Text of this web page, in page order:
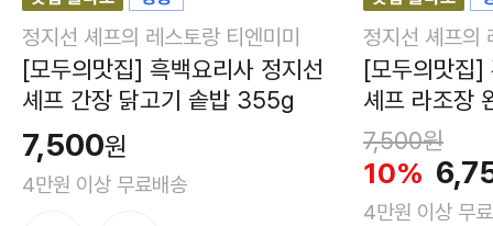
정지선 셰프의 레스토랑 티엔미미
[모두의맛집] 흑백요리사 정지선
셰프 간장 닭고기 솥밥 355g
7,500원
4만원 이상 무료배송
정지선 셰프의
[모두의맛집]
셰프 라조장
7,500원
10%
4만원 이상 무